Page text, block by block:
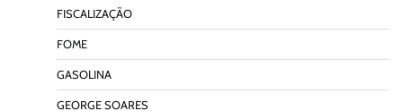
FISCALIZAÇÃO
FOME
GASOLINA
GEORGE SOARES